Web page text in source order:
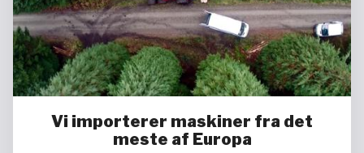
Vi importerer maskiner fra det
meste af Europa